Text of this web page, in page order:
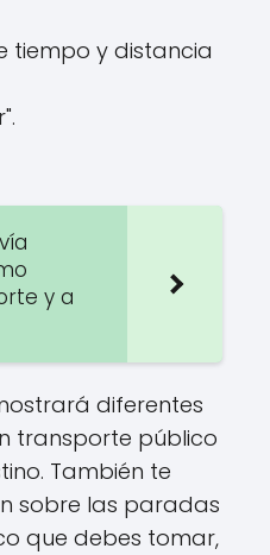
tiempo y distancia
y a
diferentes
transporte público
También te
sobre las paradas
que debes tomar,